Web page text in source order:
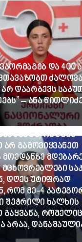
და 400
დაარბევს
– ანა
რადგან
არ გამოვიყვანეთ
მოედანზე
მცხოვრებლები
დღეს უტიფრად
რომ მე-4
შეჭრილი ხალხის
გაყვანა,
არაა,